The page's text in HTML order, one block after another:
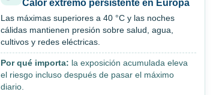
Calor extremo persistente en Europa
Las máximas superiores a 40 °C y las noches
cálidas mantienen presión sobre salud, agua,
cultivos y redes eléctricas.
Por qué importa: la exposición acumulada eleva
el riesgo incluso después de pasar el máximo
diario.